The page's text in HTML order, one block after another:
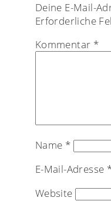
Deine E-Mail-
Erforderliche
Kommentar *
Name *
E-Mail-Adresse
Website